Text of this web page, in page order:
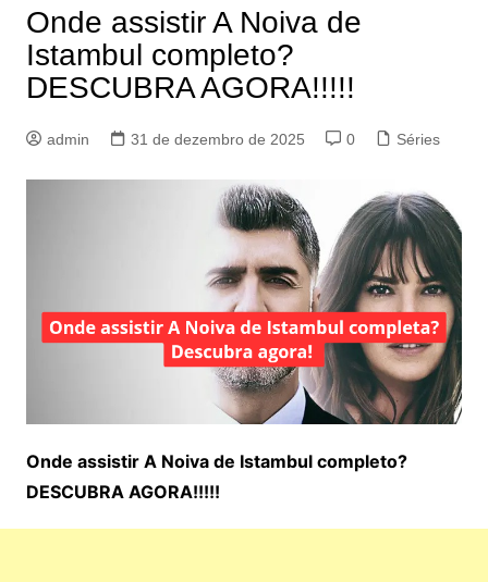
Onde assistir A Noiva de
Istambul completo?
DESCUBRA AGORA!!!!!
admin 31 de dezembro de 2025 0 Séries
Onde assistir A Noiva de Istambul completo?
DESCUBRA AGORA!!!!!